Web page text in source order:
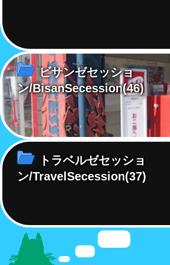
ビサンゼセッショ
ン/BisanSecession(46)
トラベルゼセッショ
ン/TravelSecession(37)